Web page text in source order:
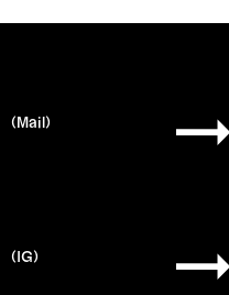
(Mail)
(IG)